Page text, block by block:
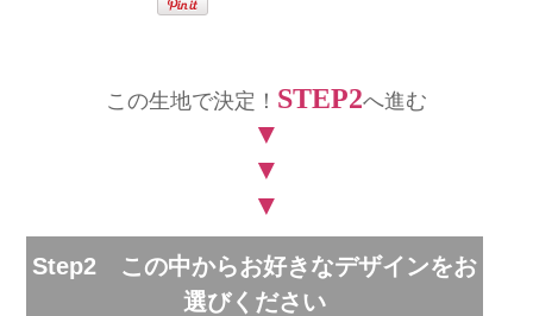
この生地で決定！ STEP2へ進む
▼
▼
▼
Step2 この中からお好きなデザインをお
選びください